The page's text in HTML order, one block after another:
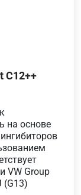
C12++
на основе
VW Group
(G13)